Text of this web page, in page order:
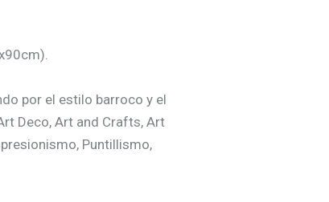
por el estilo barroco y el
Deco, Art and Crafts, Art
Puntillismo,